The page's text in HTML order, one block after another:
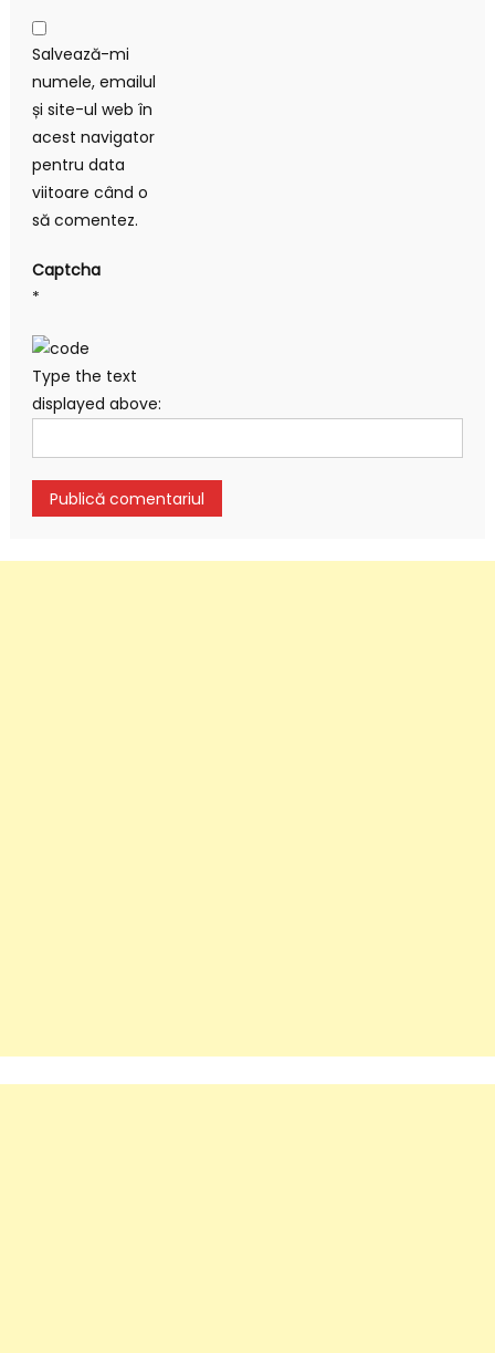
Salvează-mi
numele, emailul
și site-ul web în
acest navigator
pentru data
viitoare când o
să comentez.
Captcha
*
Type the text
displayed above: